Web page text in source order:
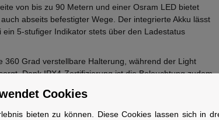
von bis zu 90 Metern und einer Osram LED bietet
abseits befestigter Wege. Der integrierte Akku lässt
5-stufiger Indikator stets über den Ladestatus
360 Grad verstellbare Halterung, während der Light
Dank IPX4-Zertifizierung ist die Beleuchtung zudem
Cookies
bieten zu können. Diese Cookies lassen sich in